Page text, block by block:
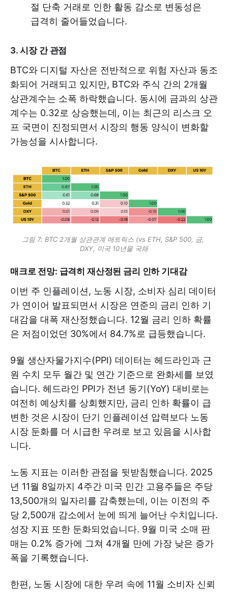
절 단축 거래로 인한 활동 감소로 변동성은
급격히 줄어들었습니다.
3. 시장 간 관점
BTC와 디지털 자산은 전반적으로 위험 자산과 동조
화되어 거래되고 있지만, BTC와 주식 간의 2개월
상관계수는 소폭 하락했습니다. 동시에 금과의 상관
계수는 0.32로 상승했는데, 이는 최근의 리스크 오
프 국면이 진정되면서 시장의 행동 양식이 변화할
가능성을 시사합니다.
그림 7: BTC 2개월 상관관계 매트릭스 (vs ETH, S&P 500, 금,
DXY, 미국 10년물 국채
매크로 전망: 급격히 재산정된 금리 인하 기대감
이번 주 인플레이션, 노동 시장, 소비자 심리 데이터
가 연이어 발표되면서 시장은 연준의 금리 인하 기
대감을 대폭 재산정했습니다. 12월 금리 인하 확률
은 저점이었던 30%에서 84.7%로 급등했습니다.
9월 생산자물가지수(PPI) 데이터는 헤드라인과 근
원 수치 모두 월간 및 연간 기준으로 완화세를 보였
습니다. 헤드라인 PPI가 전년 동기(YoY) 대비로는
여전히 예상치를 상회했지만, 금리 인하 확률이 급
변한 것은 시장이 단기 인플레이션 압력보다 노동
시장 둔화를 더 시급한 우려로 보고 있음을 시사합
니다.
노동 지표는 이러한 관점을 뒷받침했습니다. 2025
년 11월 8일까지 4주간 미국 민간 고용주들은 주당
13,500개의 일자리를 감축했는데, 이는 이전의 주
당 2,500개 감소에서 눈에 띄게 늘어난 수치입니다.
성장 지표 또한 둔화되었습니다. 9월 미국 소매 판
매는 0.2% 증가에 그쳐 4개월 만에 가장 낮은 증가
폭을 기록했습니다.
한편, 노동 시장에 대한 우려 속에 11월 소비자 신뢰